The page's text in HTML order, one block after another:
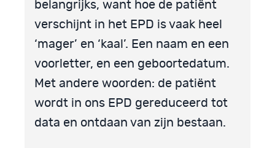
belangrijks, want hoe de patiënt
verschijnt in het EPD is vaak heel
‘mager’ en ‘kaal’. Een naam en een
voorletter, en een geboortedatum.
Met andere woorden: de patiënt
wordt in ons EPD gereduceerd tot
data en ontdaan van zijn bestaan.